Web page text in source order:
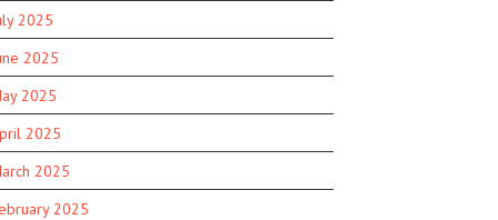
2025
2025
2025
2025
2025
2025